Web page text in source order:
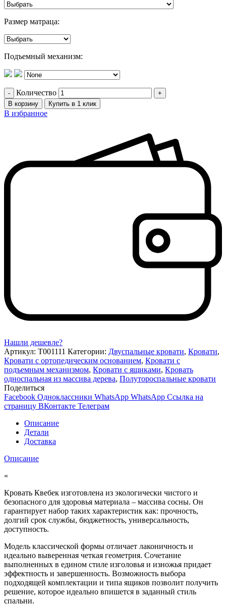
Размер матраца:
Подъемный механизм:
Количество
В корзину Купить в 1 клик
В избранное
Нашли дешевле?
Артикул: Т001111 Категории: Двуспальные кровати, Кровати,
Кровати с ортопедическим основанием, Кровати с
подъемным механизмом, Кровати с ящиками, Кровать
односпальная из массива дерева, Полутороспальные кровати
Поделиться
Facebook Одноклассники WhatsApp WhatsApp Ссылка на
страницу ВКонтакте Телеграм
Описание
Детали
Доставка
Описание
«
Кровать Квебек изготовлена из экологически чистого и
безопасного для здоровья материала – массива сосны. Он
гарантирует набор таких характеристик как: прочность,
долгий срок службы, бюджетность, универсальность,
доступность.
Модель классической формы отличает лаконичность и
идеально выверенная четкая геометрия. Сочетание
выполненных в едином стиле изголовья и изножья придает
эффектность и завершенность. Возможность выбора
подходящей комплектации и типа ящиков позволит получить
решение, которое идеально впишется в заданный стиль
спальни.